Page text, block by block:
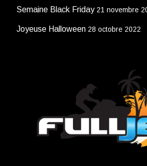
Semaine Black Friday 21 novembre
Joyeuse Halloween 28 octobre 2022